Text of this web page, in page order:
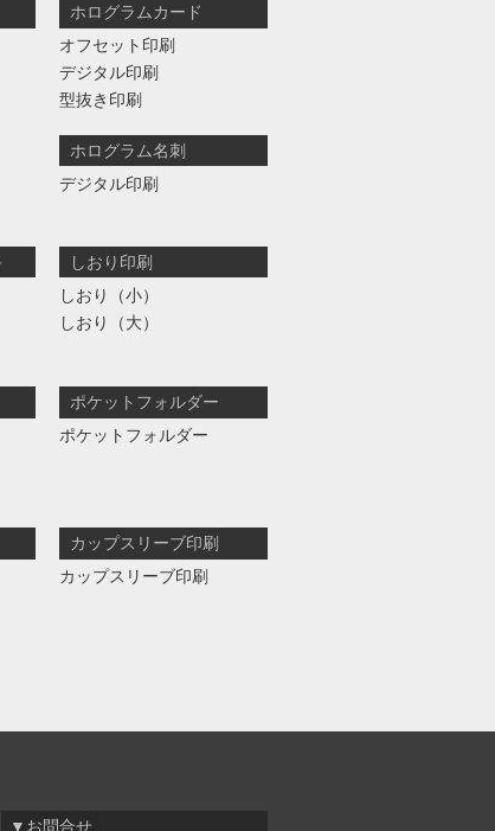
ホログラムカード
オフセット印刷
デジタル印刷
型抜き印刷
ホログラム名刺
デジタル印刷
しおり印刷
しおり（小）
しおり（大）
ポケットフォルダー
ポケットフォルダー
カップスリーブ印刷
カップスリーブ印刷
▼お問合せ